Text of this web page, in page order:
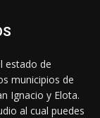
estado de
municipios de
Ignacio y Elota.
al cual puedes